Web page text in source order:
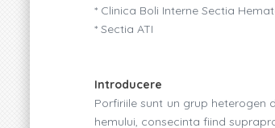
* Clinica Boli Interne Sectia
* Sectia ATI
Introducere
Porfiriile sunt un grup
hemului, consecinta fiind